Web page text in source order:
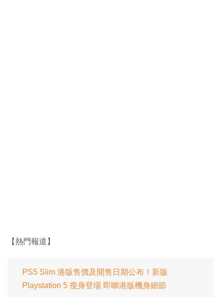
【熱門報道】
PS5 Slim 港版售價及開售日期公布！新版
Playstation 5 瘦身登場 即睇港版機身細節